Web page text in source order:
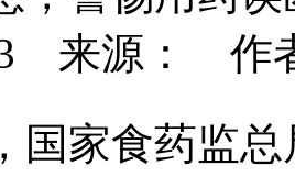
来源： 作
家食药监总